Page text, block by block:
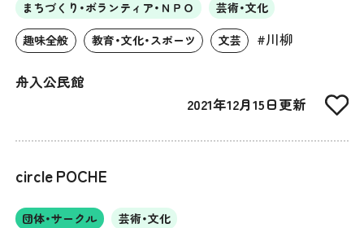
まちづくり・ボランティア・ＮＰＯ 芸術・文化
趣味全般 教育・文化・スポーツ 文芸 #川柳
舟入公民館
2021年12月15日更新
circle POCHE
団体・サークル 芸術・文化